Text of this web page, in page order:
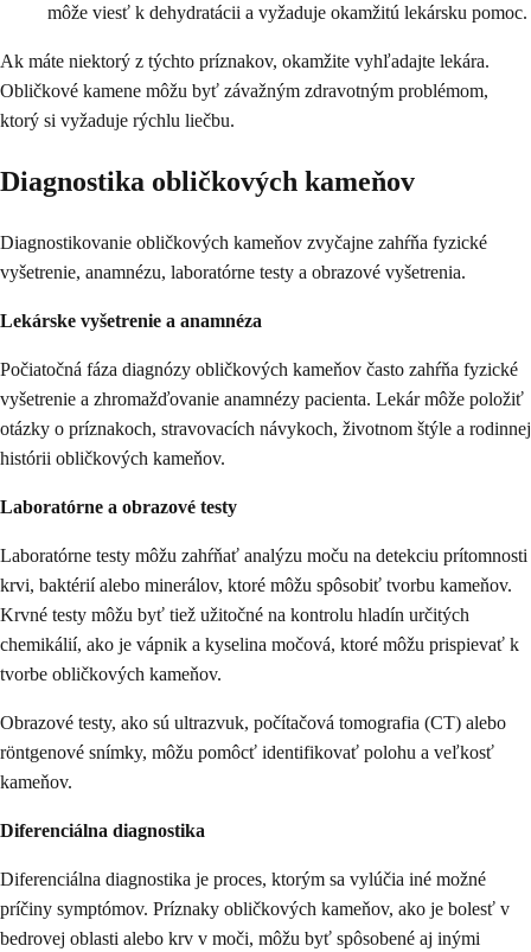
môže viesť k dehydratácii a vyžaduje okamžitú lekársku pomoc.
Ak máte niektorý z týchto príznakov, okamžite vyhľadajte lekára.
Obličkové kamene môžu byť závažným zdravotným problémom,
ktorý si vyžaduje rýchlu liečbu.
Diagnostika obličkových kameňov
Diagnostikovanie obličkových kameňov zvyčajne zahŕňa fyzické
vyšetrenie, anamnézu, laboratórne testy a obrazové vyšetrenia.
Lekárske vyšetrenie a anamnéza
Počiatočná fáza diagnózy obličkových kameňov často zahŕňa fyzické
vyšetrenie a zhromažďovanie anamnézy pacienta. Lekár môže položiť
otázky o príznakoch, stravovacích návykoch, životnom štýle a rodinnej
histórii obličkových kameňov.
Laboratórne a obrazové testy
Laboratórne testy môžu zahŕňať analýzu moču na detekciu prítomnosti
krvi, baktérií alebo minerálov, ktoré môžu spôsobiť tvorbu kameňov.
Krvné testy môžu byť tiež užitočné na kontrolu hladín určitých
chemikálií, ako je vápnik a kyselina močová, ktoré môžu prispievať k
tvorbe obličkových kameňov.
Obrazové testy, ako sú ultrazvuk, počítačová tomografia (CT) alebo
röntgenové snímky, môžu pomôcť identifikovať polohu a veľkosť
kameňov.
Diferenciálna diagnostika
Diferenciálna diagnostika je proces, ktorým sa vylúčia iné možné
príčiny symptómov. Príznaky obličkových kameňov, ako je bolesť v
bedrovej oblasti alebo krv v moči, môžu byť spôsobené aj inými